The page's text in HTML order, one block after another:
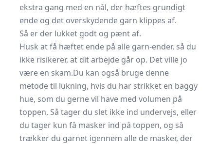
ekstra gang med en nål, der hæftes grundigt
ende og det overskydende garn klippes af.
Så er der lukket godt og pænt af.
Husk at få hæftet ende på alle garn-ender, så du
ikke risikerer, at dit arbejde går op. Det ville jo
være en skam.Du kan også bruge denne
metode til lukning, hvis du har strikket en baggy
hue, som du gerne vil have med volumen på
toppen. Så tager du slet ikke ind undervejs, eller
du tager kun få masker ind på toppen, og så
trækker du garnet igennem alle de masker, der